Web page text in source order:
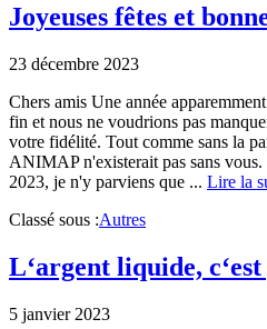
Joyeuses fêtes et
23 décembre 2023
Chers amis Une année
fin et nous ne voudrions pas
votre fidélité. Tout comme sans la
ANIMAP n'existerait pas sans
2023, je n'y parviens que ... Lire la
Classé sous :Autres
L‘argent liquide,
5 janvier 2023